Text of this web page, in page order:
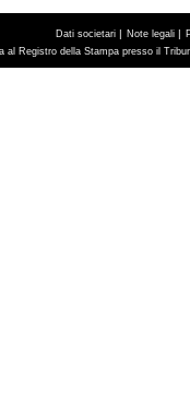
Dati societari | Note legali |
al Registro della Stampa presso il